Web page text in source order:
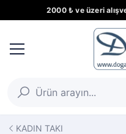
2000 ₺ ve üzeri
KADIN TAKI